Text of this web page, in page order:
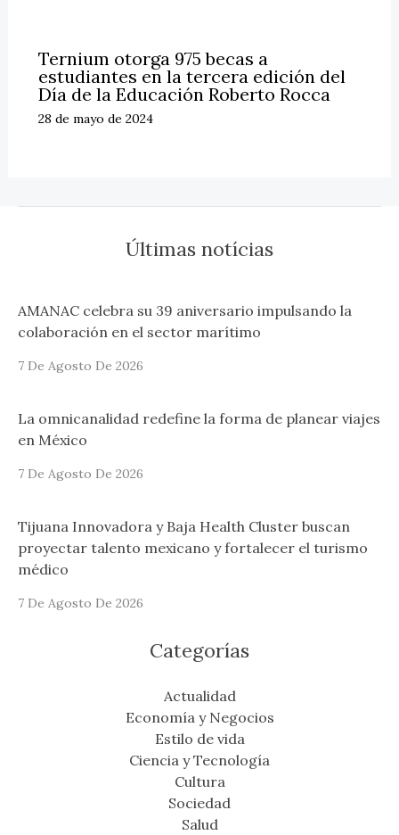
Ternium otorga 975 becas a
estudiantes en la tercera edición del
Día de la Educación Roberto Rocca
28 de mayo de 2024
Últimas notícias
AMANAC celebra su 39 aniversario impulsando la
colaboración en el sector marítimo
7 De Agosto De 2026
La omnicanalidad redefine la forma de planear viajes
en México
7 De Agosto De 2026
Tijuana Innovadora y Baja Health Cluster buscan
proyectar talento mexicano y fortalecer el turismo
médico
7 De Agosto De 2026
Categorías
Actualidad
Economía y Negocios
Estilo de vida
Ciencia y Tecnología
Cultura
Sociedad
Salud